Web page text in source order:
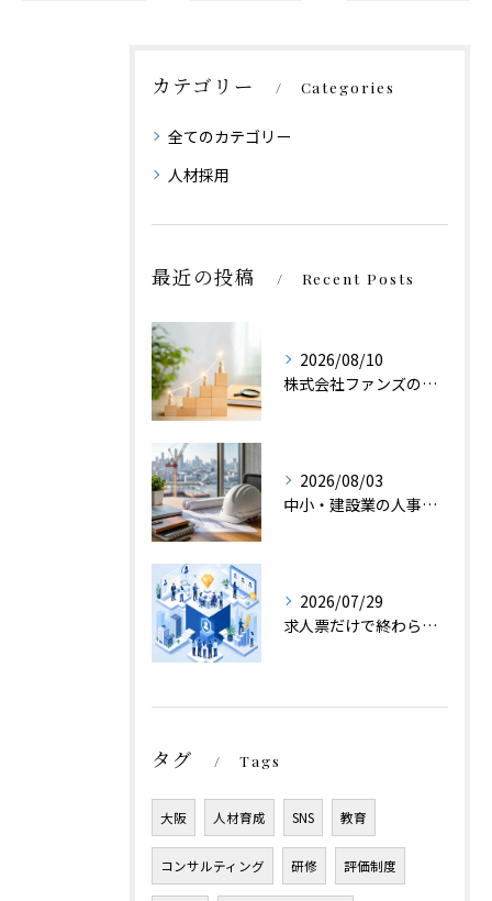
カテゴリー Categories
全てのカテゴリー
人材採用
最近の投稿 Recent Posts
2026/08/10
株式会社ファンズのサービスの流れ、採用から定着へ
2026/08/03
中小・建設業の人事で株式会社ファンズが選ばれる理由
2026/07/29
求人票だけで終わらない転職エージェント面談
タグ Tags
大阪 人材育成 SNS 教育
コンサルティング 研修 評価制度